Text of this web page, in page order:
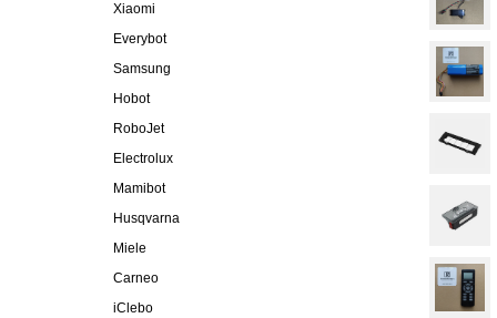
Xiaomi
Everybot
Samsung
Hobot
RoboJet
Electrolux
Mamibot
Husqvarna
Miele
Carneo
iClebo